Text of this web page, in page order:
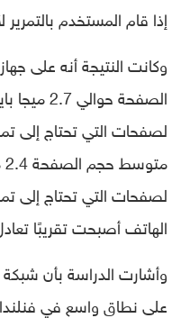
إذا قام المستخدم
وكانت النتيجة أنه على
لصفحات التي تحتاج إلى
لصفحات التي تحتاج إلى
الهاتف أصبحت تقريبًا
وأشارت الدراسة بأن
على نطاق واسع في